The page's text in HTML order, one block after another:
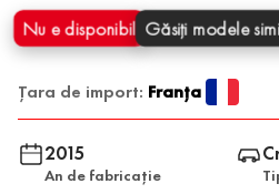
Nu e disponibil Găsiți modele
Țara de import: Franța
2015
An de fabricație